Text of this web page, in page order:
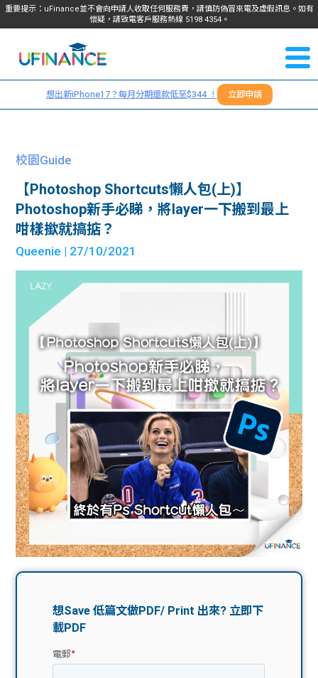
重要提示：uFinance並不會向申請人收取任何服務費，請慎防偽冒來電及虛假訊息。如有
懷疑，請致電客戶服務熱線 5198 4354。
我們
服務
學生
機
學生
故事
分享
大學
費貸
款
學生
生筍
工推
介
搵工
Gui
Exc
han
學生
福利
uFina
nce
校園
贊助
聯絡
我們
們
＋
想出新iPhone17？每月分期還款低至$344 ！ 立即申請
校園Guide
【Photoshop Shortcuts懶人包(上)】
Photoshop新手必睇，將layer一下搬到最上
咁樣撳就搞掂？
Queenie | 27/10/2021